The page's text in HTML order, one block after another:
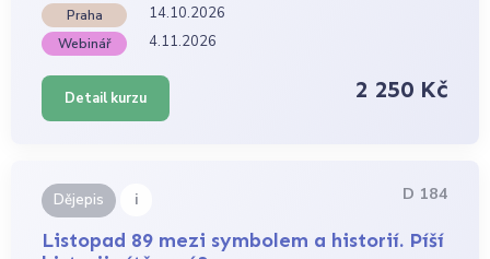
Praha
14.10.2026
Webinář 4.11.2026
Detail kurzu 2 250 Kč
Dějepis i D 184
Listopad 89 mezi symbolem a historií. Píší